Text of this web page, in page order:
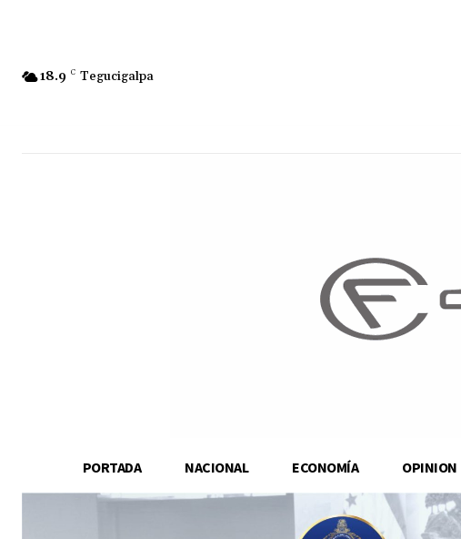
18.9 C Tegucigalpa
PORTADA NACIONAL ECONOMÍA OPINION